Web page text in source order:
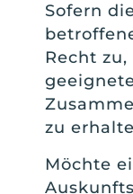
Sofern
Recht
zu
Möchte